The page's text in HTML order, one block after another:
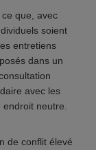
que, avec
soient
entretiens
dans un
avec les
neutre.
de conflit élevé